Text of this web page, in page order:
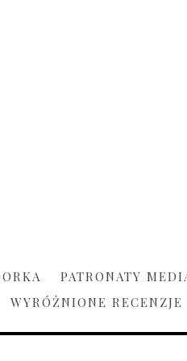
PATRONATY
WYRÓŻNIONE RECENZJE